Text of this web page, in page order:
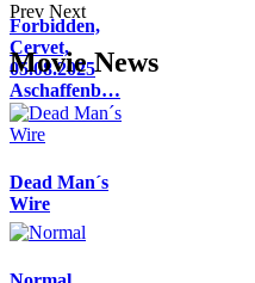
Forbidden,
Cervet,
05.08.2025
Aschaffenb…
Prev Next
Movie News
Dead Man´s
Wire